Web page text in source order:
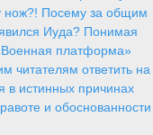
нож?! Посему за общим
Иуда? Понимая
платформа»
читателям ответить на
в истинных причинах
и обоснованности